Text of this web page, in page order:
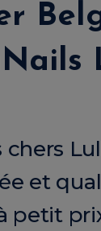
et
petit